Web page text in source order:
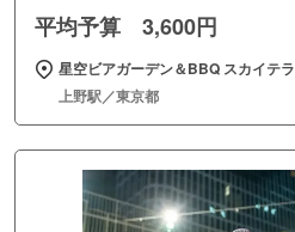
平均予算 3,600円
星空ビアガーデン＆BBQ スカイテ
上野駅／東京都